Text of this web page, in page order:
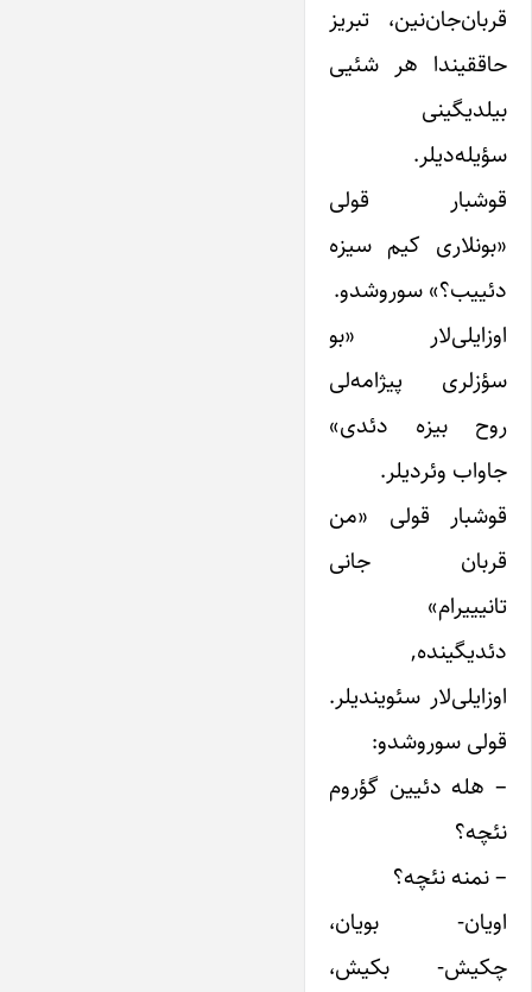
قربان‌جان‌نین، تبریز
حاققیندا هر شئیی
بیلدیگینی
سؤیله‌دیلر.
قوشبار قولی
«بونلاری کیم سیزه
دئییب؟» سوروشدو.
اوزایلی‌لار «بو
سؤزلری پیژامه‌لی
روح بیزه دئدی»
جاواب وئردیلر.
قوشبار قولی «من
قربان جانی
تانیییرام»
دئدیگینده,
اوزایلی‌لار سئویندیلر.
قولی سوروشدو:
– هله دئیین گؤروم
نئچه؟
– نمنه نئچه؟
اویان- بویان،
چکیش- بکیش،